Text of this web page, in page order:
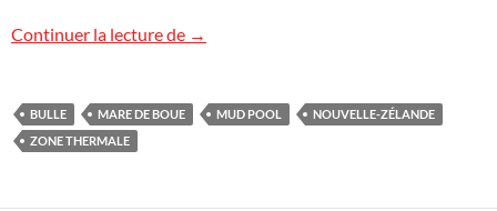
Continuer la lecture de Mud pool, Nouvelle-Zélande
→
BULLE MARE DE BOUE MUD POOL
NOUVELLE-ZÉLANDE
ZONE THERMALE